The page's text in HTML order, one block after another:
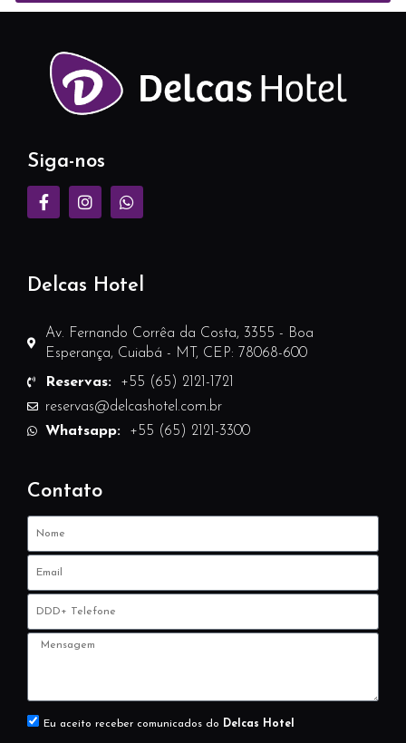
Siga-nos
Delcas Hotel
Av. Fernando Corrêa da Costa, 3355 - Boa
Esperança, Cuiabá - MT, CEP: 78068-600
Reservas: +55 (65) 2121-1721
reservas@delcashotel.com.br
Whatsapp: +55 (65) 2121-3300
Contato
Eu aceito receber comunicados do Delcas Hotel